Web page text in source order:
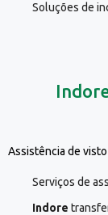
Soluções de
Assistência de
Serviços de
Indore